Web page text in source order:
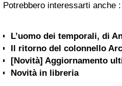
Potrebbero interessarti anche :
L’uomo dei temporali, di
Il ritorno del colonnello
[Novità] Aggiornamento
Novità in libreria